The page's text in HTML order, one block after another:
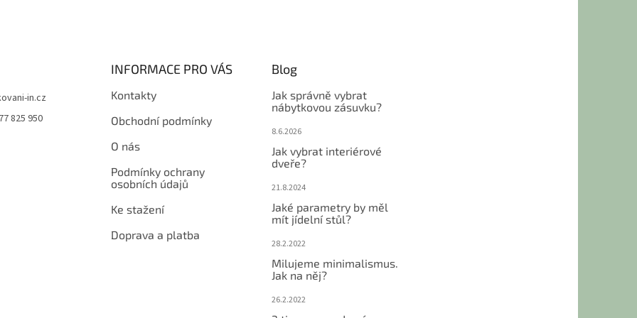
in.cz
825 950
INFORMACE PRO VÁS
Kontakty
Obchodní podmínky
O nás
Podmínky ochrany
osobních údajů
Ke stažení
Doprava a platba
Blog
Jak správně vybrat
nábytkovou zásuvku?
8.6.2026
Jak vybrat interiérové
dveře?
21.8.2024
Jaké parametry by měl
mít jídelní stůl?
28.2.2022
Milujeme minimalismus.
Jak na něj?
26.2.2022